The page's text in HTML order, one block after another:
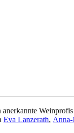
Eva Lanzerath,